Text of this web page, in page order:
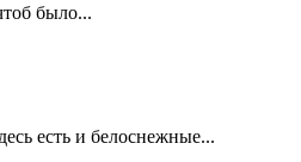
было...
есть и белоснежные...